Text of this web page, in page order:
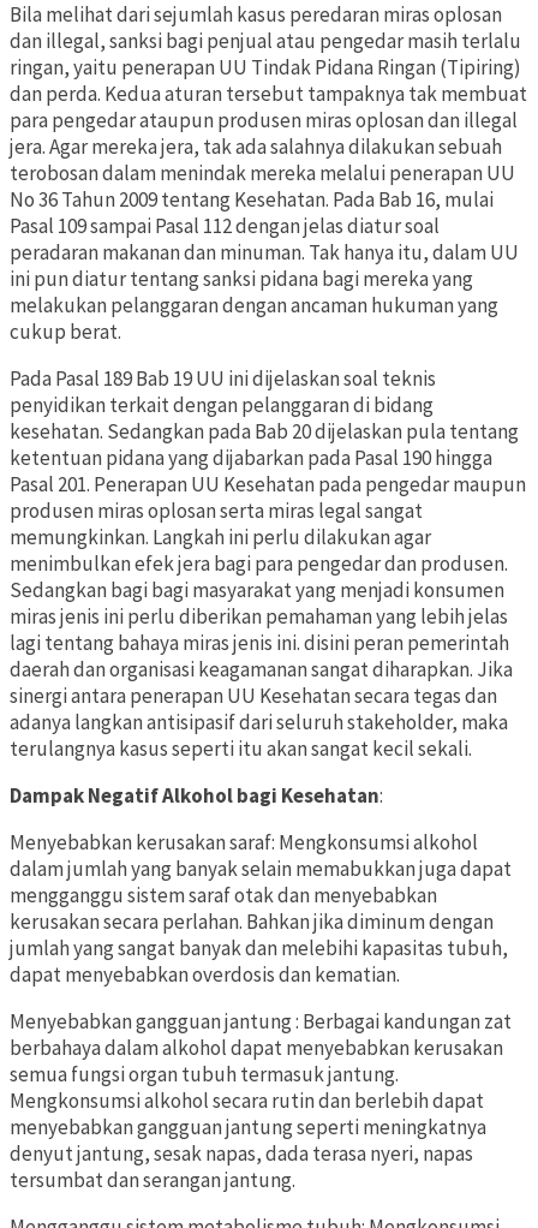
Bila melihat dari sejumlah kasus peredaran miras oplosan
dan illegal, sanksi bagi penjual atau pengedar masih terlalu
ringan, yaitu penerapan UU Tindak Pidana Ringan (Tipiring)
dan perda. Kedua aturan tersebut tampaknya tak membuat
para pengedar ataupun produsen miras oplosan dan illegal
jera. Agar mereka jera, tak ada salahnya dilakukan sebuah
terobosan dalam menindak mereka melalui penerapan UU
No 36 Tahun 2009 tentang Kesehatan. Pada Bab 16, mulai
Pasal 109 sampai Pasal 112 dengan jelas diatur soal
peradaran makanan dan minuman. Tak hanya itu, dalam UU
ini pun diatur tentang sanksi pidana bagi mereka yang
melakukan pelanggaran dengan ancaman hukuman yang
cukup berat.
Pada Pasal 189 Bab 19 UU ini dijelaskan soal teknis
penyidikan terkait dengan pelanggaran di bidang
kesehatan. Sedangkan pada Bab 20 dijelaskan pula tentang
ketentuan pidana yang dijabarkan pada Pasal 190 hingga
Pasal 201. Penerapan UU Kesehatan pada pengedar maupun
produsen miras oplosan serta miras legal sangat
memungkinkan. Langkah ini perlu dilakukan agar
menimbulkan efek jera bagi para pengedar dan produsen.
Sedangkan bagi bagi masyarakat yang menjadi konsumen
miras jenis ini perlu diberikan pemahaman yang lebih jelas
lagi tentang bahaya miras jenis ini. disini peran pemerintah
daerah dan organisasi keagamanan sangat diharapkan. Jika
sinergi antara penerapan UU Kesehatan secara tegas dan
adanya langkan antisipasif dari seluruh stakeholder, maka
terulangnya kasus seperti itu akan sangat kecil sekali.
Dampak Negatif Alkohol bagi Kesehatan:
Menyebabkan kerusakan saraf: Mengkonsumsi alkohol
dalam jumlah yang banyak selain memabukkan juga dapat
mengganggu sistem saraf otak dan menyebabkan
kerusakan secara perlahan. Bahkan jika diminum dengan
jumlah yang sangat banyak dan melebihi kapasitas tubuh,
dapat menyebabkan overdosis dan kematian.
Menyebabkan gangguan jantung : Berbagai kandungan zat
berbahaya dalam alkohol dapat menyebabkan kerusakan
semua fungsi organ tubuh termasuk jantung.
Mengkonsumsi alkohol secara rutin dan berlebih dapat
menyebabkan gangguan jantung seperti meningkatnya
denyut jantung, sesak napas, dada terasa nyeri, napas
tersumbat dan serangan jantung.